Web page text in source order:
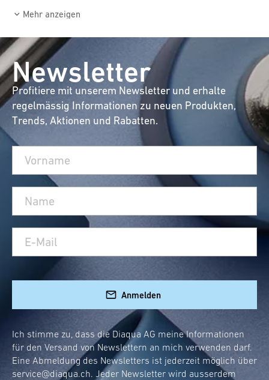
Mehr anzeigen
Newsletter
Profitiere mit unserem Newsletter und erhalte
regelmässig Informationen zu neuen Produkten,
Trends, Aktionen und Rabatten.
Anmelden
Ich stimme zu, dass die Diaqua AG meine Informationen
für den Versand von Newslettern an mich verwenden darf.
Eine Abmeldung des Newsletters ist jederzeit möglich über
service@diaqua.ch. Jeder Newsletter wird ausserdem